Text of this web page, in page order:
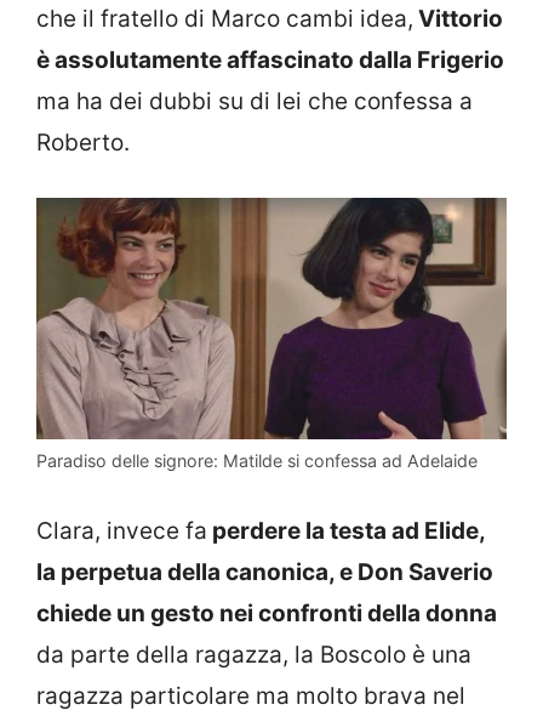
che il fratello di Marco cambi idea, Vittorio
è assolutamente affascinato dalla Frigerio
ma ha dei dubbi su di lei che confessa a
Roberto.
Paradiso delle signore: Matilde si confessa ad Adelaide
Clara, invece fa perdere la testa ad Elide,
la perpetua della canonica, e Don Saverio
chiede un gesto nei confronti della donna
da parte della ragazza, la Boscolo è una
ragazza particolare ma molto brava nel